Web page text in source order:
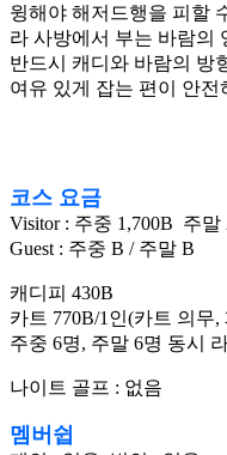
윙해야 해저드행을 피할
라 사방에서 부는 바람의
반드시 캐디와 바람의 방
여유 있게 잡는 편이 안전
코스 요금
Visitor : 주중 1,700B 주말
Guest : 주중 B / 주말 B
캐디피 430B
카트 770B/1인(카트 의무
주중 6명, 주말 6명 동시
나이트 골프 : 없음
멤버쉽